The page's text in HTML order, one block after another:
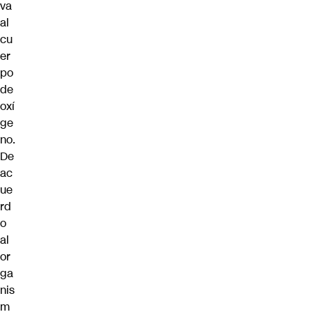
va
al
cu
er
po
de
oxí
ge
no.
De
ac
ue
rd
o
al
or
ga
nis
m